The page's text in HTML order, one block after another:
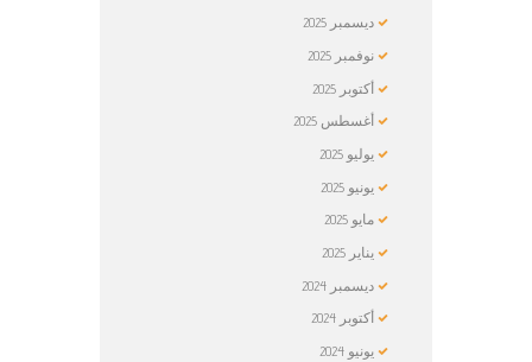
ديسمبر2025
نوفمبر2025
أكتوبر2025
أغسطس2025
يوليو2025
يونيو2025
مايو2025
يناير2025
ديسمبر2024
أكتوبر2024
يونيو2024